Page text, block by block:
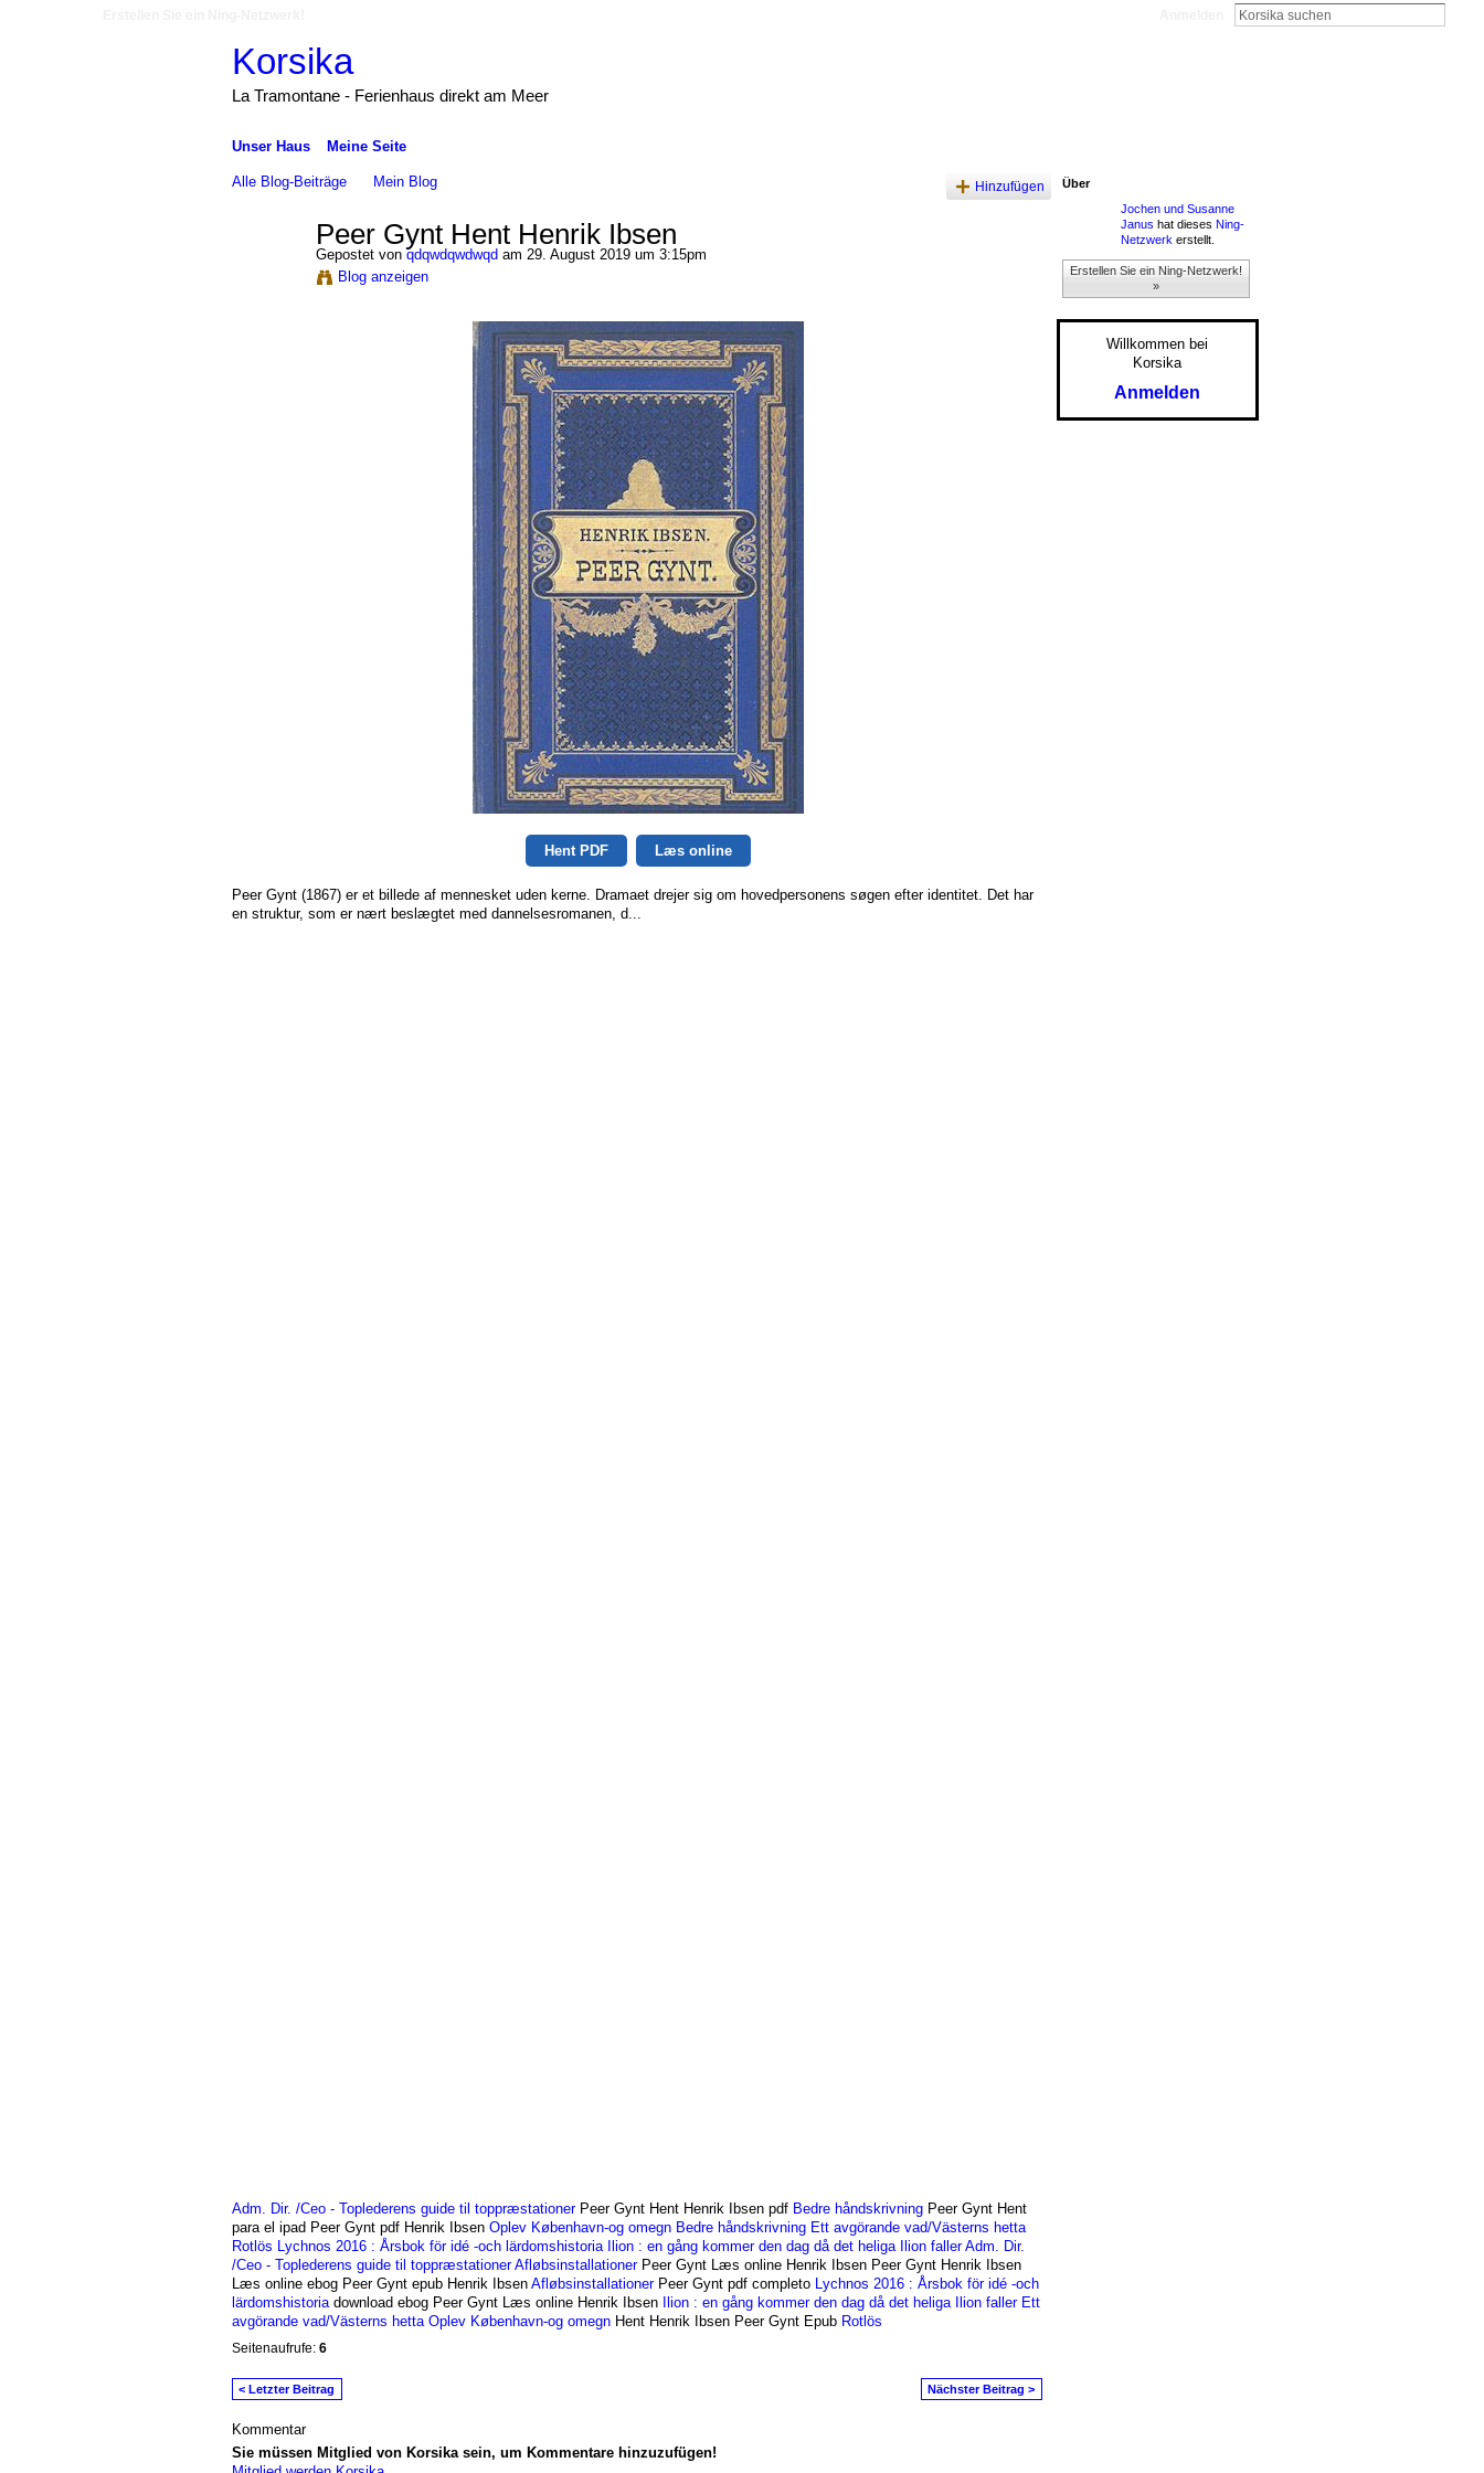
Korsika
La Tramontane - Ferienhaus direkt am Meer
Unser Haus Meine Seite
Alle Blog-Beiträge Mein Blog Hinzufügen
Peer Gynt Hent Henrik Ibsen
Gepostet vonqdqwdqwdwqdam 29. August 2019 um 3:15pm
Blog anzeigen
Hent PDF Læs online
Peer Gynt (1867) er et billede af mennesket uden kerne. Dramaet drejer sig om hovedpersonens søgen efter identitet. Det har
en struktur, som er nært beslægtet med dannelsesromanen, d...
Adm. Dir. /Ceo - Toplederens guide til toppræstationerPeer Gynt Hent Henrik Ibsen pdf Bedre håndskrivningPeer Gynt Hent
para el ipad Peer Gynt pdf Henrik Ibsen Oplev København-og omegn Bedre håndskrivning Ett avgörande vad/Västerns hetta
Rotlös Lychnos 2016 : Årsbok för idé -och lärdomshistoria Ilion : en gång kommer den dag då det heliga Ilion faller Adm. Dir.
/Ceo - Toplederens guide til toppræstationer AfløbsinstallationerPeer Gynt Læs online Henrik Ibsen Peer Gynt Henrik Ibsen
Læs online ebog Peer Gynt epub Henrik Ibsen AfløbsinstallationerPeer Gynt pdf completo Lychnos 2016 : Årsbok för idé -och
lärdomshistoriadownload ebog Peer Gynt Læs online Henrik Ibsen Ilion : en gång kommer den dag då det heliga Ilion faller Ett
avgörande vad/Västerns hetta Oplev København-og omegnHent Henrik Ibsen Peer Gynt Epub Rotlös
Seitenaufrufe: 6
< Letzter Beitrag Nächster Beitrag >
Kommentar
Sie müssen Mitglied von Korsika sein, um Kommentare hinzuzufügen!
Über
Jochen und Susanne
Janus hat dieses Ning-
Netzwerk erstellt.
Erstellen Sie ein Ning-Netzwerk!
»
Willkommen bei
Korsika
Anmelden